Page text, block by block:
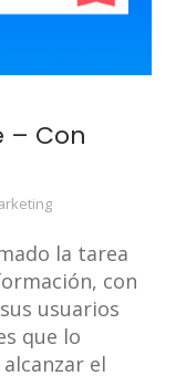
– Con
la tarea
con
usuarios
que lo
el